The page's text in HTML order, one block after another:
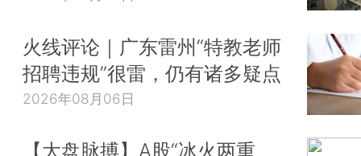
火线评论｜广东雷州“特教老师
招聘违规”很雷，仍有诸多疑点
2026年08月06日
【大盘脉搏】A股“冰火两重